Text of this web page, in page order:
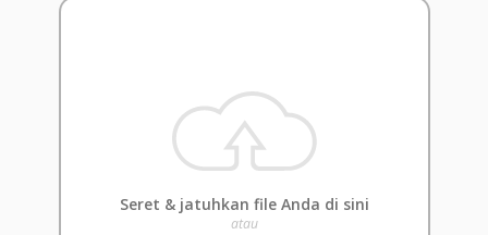
Seret & jatuhkan file Anda di sini
atau